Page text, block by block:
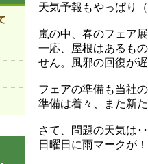
天気予報もやっぱり
嵐の中、春のフェア
一応、屋根はあるも
せん。風邪の回復が
フェアの準備も当社
準備は着々、また新
さて、問題の天気は･
日曜日に雨マークが！